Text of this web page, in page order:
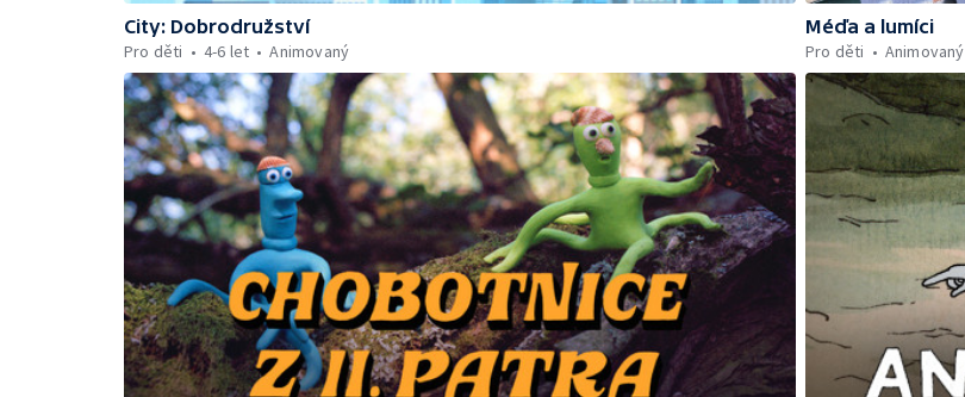
City: Dobrodružství
Pro děti
4-6 let Animovaný
Méďa a lumíci
Pro děti
Animovaný